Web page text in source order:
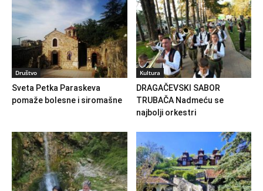
Društvo
Sveta Petka Paraskeva
pomaže bolesne i siromašne
Kultura
DRAGAČEVSKI SABOR
TRUBAČA Nadmeću se
najbolji orkestri